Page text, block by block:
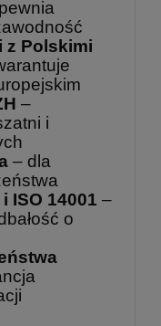
z Polskimi
–
i
– dla
ISO 14001 –
o